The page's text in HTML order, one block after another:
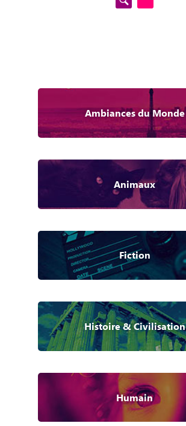
Ambiances du Monde
Animaux
Fiction
Histoire & Civilisation
Humain